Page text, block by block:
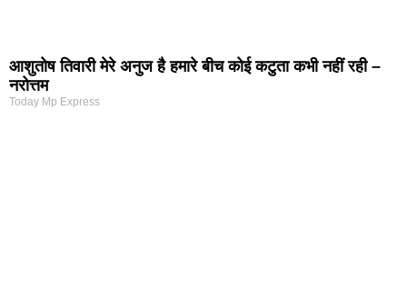
आशुतोष तिवारी मेरे अनुज है हमारे बीच कोई कटुता कभी नहीं रही –
नरोत्तम
Today Mp Express